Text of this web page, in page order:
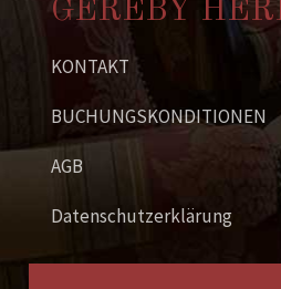
GEREBY
KONTAKT
BUCHUNGSKONDITIONEN
AGB
Datenschutzerklärung